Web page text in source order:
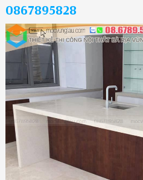
0867895828